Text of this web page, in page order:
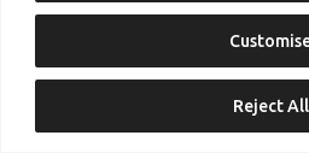
Reject All